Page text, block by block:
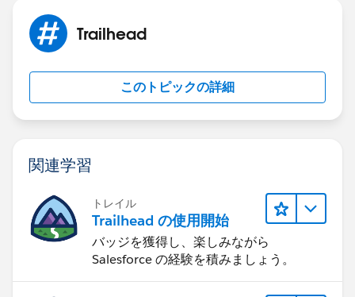
Trailhead
このトピックの詳細
関連学習
トレイル
Trailhead の使用開始
バッジを獲得し、楽しみながら
Salesforce の経験を積みましょう。